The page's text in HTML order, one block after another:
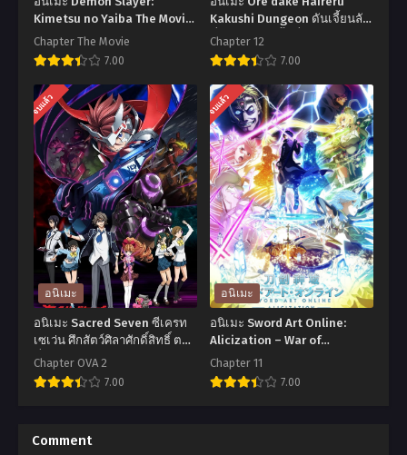
Kimetsu no Yaiba The Movie
Mugen Train ดาบพิฆาตอสูร
เดอะมูฟวี่ ศึกรถไฟสู่นิรันดร์
พากย์ไทย+ซับไทย
Chapter The Movie
7.00
อ
นิ
เมะ
Demon
Slayer:
Kimetsu
no
Yaiba
The
Movie
Mugen
Train
ดาบ
อสูร
Kakushi Dungeon ดันเจี้ยนลับ
ที่มีแต่ข้าเท่านั้นที่จะเข้าไปได้
ตอนที่1-12 ซับไทย
Chapter 12
7.00
อ
นิ
เมะ
Ore
dake
Haireru
Kakushi
Dungeon
ดัน
เจี้ยน
ลับ
ที่
มี
จบแล้ว
อนิเมะ
อนิเมะ Sacred Seven ซีเครท
เซเว่น ศึกสัตว์ศิลาศักดิ์สิทธิ์ ตอน
ที่1-12 พากย์ไทย
Chapter OVA 2
7.00
นิ
จบแล้ว
อนิเมะ
อนิเมะ Sword Art Online:
Alicization – War of
Underworld 2nd Season
ซอร์ดอาร์ตออนไลน์ ภาค 3 ปี 3
ตอนที่1-11 ซับไทย
Chapter 11
7.00
Comment